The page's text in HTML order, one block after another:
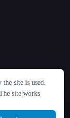
简体中文
the site is used.
site works